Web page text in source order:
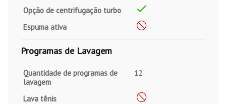
Opção de centrifugação turbo
Espuma ativa
Programas de Lavagem
Quantidade de programas de
lavagem
12
Lava tênis